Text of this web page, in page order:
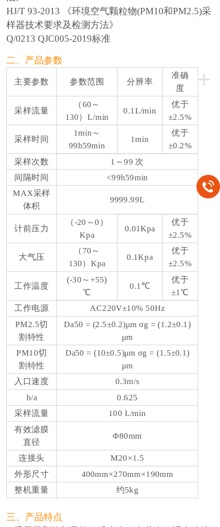
HJ/T 93-2013 《环境空气颗粒物(PM10和PM2.5)采
样器技术要求及检测方法》
Q/0213 QJC005-2019标准
二、产品参数
+
主要参数 参数范围 分辨率
准确
度
采样流量
（60～
130）L/min
0.1L/min
优于
±2.5%
采样时间
1min～
99h59min
1min
优于
±0.2%
采样次数
1～99 次
间隔时间
<99h59min
MAX采样
体积
9999.99L
计前压力
（-20～0）
Kpa
0.01Kpa
优于
±2.5%
大气压
（70～
130）Kpa
0.1Kpa
优于
±2.5%
工作温度
(-30～+55)
℃
0.1℃
优于
±1℃
工作电源
AC220V±10% 50Hz
PM2.5切
割特性
Da50 = (2.5±0.2)μm σg = (1.2±0.1)
μm
PM10切
割特性
Da50 = (10±0.5)μm σg = (1.5±0.1)
μm
入口速度
0.3m/s
b/a
0.625
采样流量
100 L/min
有效滤膜
直径
Ф80mm
连接头
M20×1.5
外形尺寸
400mm×270mm×190mm
整机重量
约5kg
三、产品特点